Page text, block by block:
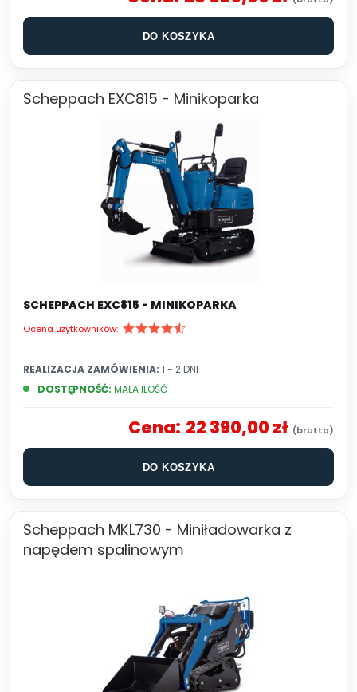
DO KOSZYKA
Scheppach EXC815 - Minikoparka
SCHEPPACH EXC815 - MINIKOPARKA
Ocena użytkowników:
DOSTĘPNOŚĆ: MAŁA ILOŚĆ
REALIZACJA ZAMÓWIENIA: 1 - 2 DNI
Cena: 22 390,00 zł
DO KOSZYKA
Scheppach MKL730 - Miniładowarka z
napędem spalinowym